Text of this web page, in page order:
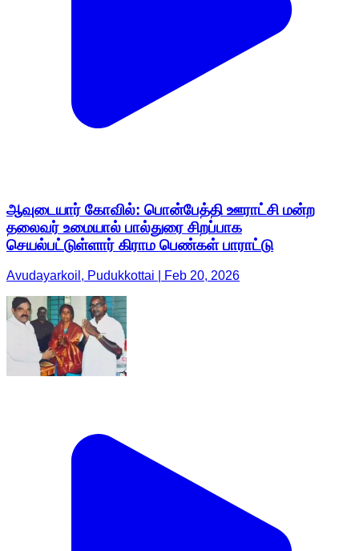
ஆவுடையார் கோவில்: பொன்பேத்தி ஊராட்சி மன்ற
தலைவர் உமையால் பால்துரை சிறப்பாக
செயல்பட்டுள்ளார் கிராம பெண்கள் பாராட்டு
Avudayarkoil, Pudukkottai | Feb 20, 2026